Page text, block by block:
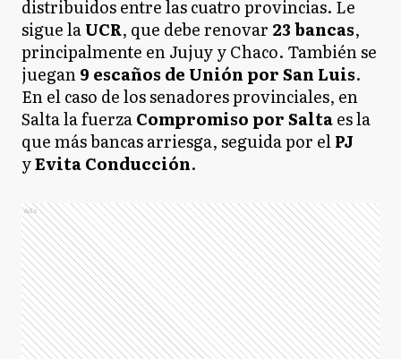
distribuidos entre las cuatro provincias. Le
sigue laUCR, que debe renovar 23 bancas,
principalmente en Jujuy y Chaco. También se
juegan9 escaños de Unión por San Luis.
En el caso de los senadores provinciales, en
Salta la fuerzaCompromiso por Saltaes la
que más bancas arriesga, seguida por elPJ
yEvita Conducción.
Ads